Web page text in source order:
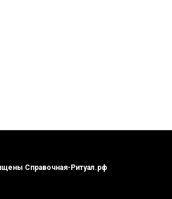
Справочная-Ритуал.рф